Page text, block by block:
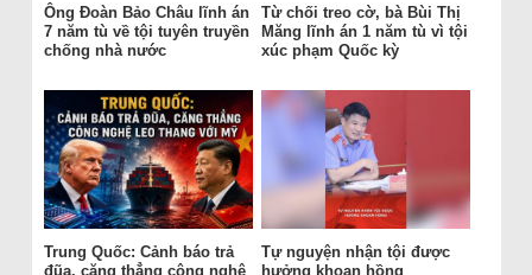
Ông Đoàn Bảo Châu lĩnh án
7 năm tù về tội tuyên truyền
chống nhà nước
Từ chối treo cờ, bà Bùi Thị
Măng lĩnh án 1 năm tù vì tội
xúc phạm Quốc kỳ
Trung Quốc: Cảnh báo trả
đũa, căng thẳng công nghệ
Tự nguyện nhận tội được
hưởng khoan hồng